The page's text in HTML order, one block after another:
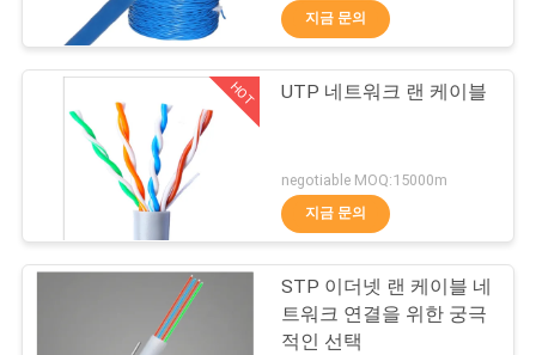
행
관
네트워크 서버 캐비
닛
광학 섬유 케이블
57
지금 문의
HOT UTP 네트워크 랜 케이블
negotiable MOQ:15000m
지금 문의
STP 이더넷 랜 케이블 네
트워크 연결을 위한 궁극
적인 선택